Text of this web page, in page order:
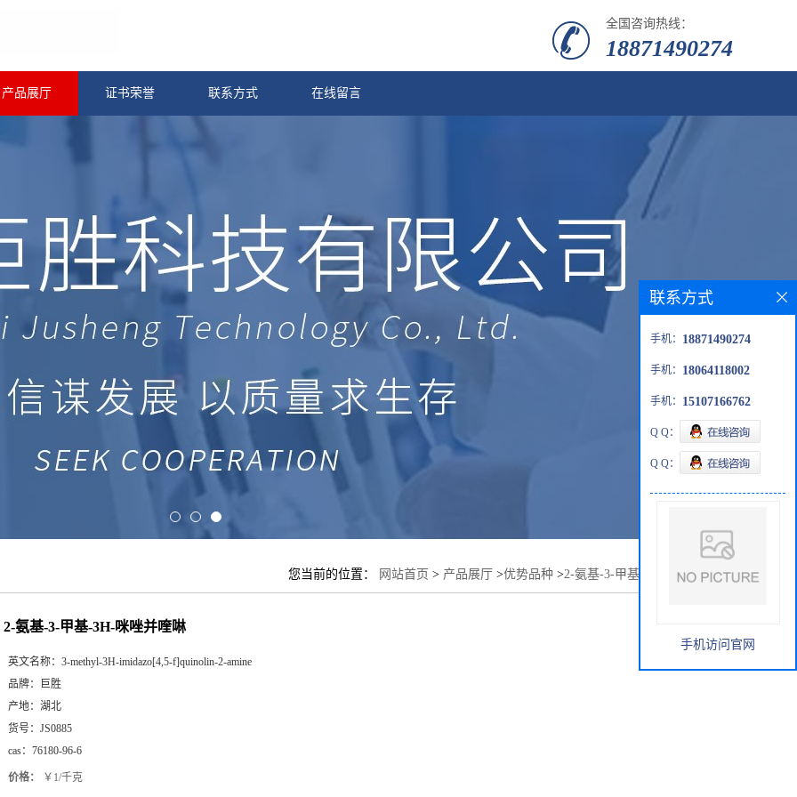
全国咨询热线：
18871490274
产品展厅 证书荣誉 联系方式 在线留言
您当前的位置： 网站首页 > 产品展厅 >优势品种 >2-氨基-3-甲基-3H-咪唑并喹啉
2-氨基-3-甲基-3H-咪唑并喹啉
英文名称： 3-methyl-3H-imidazo[4,5-f]quinolin-2-amine
品牌：
巨胜
产地： 湖北
货号： JS0885
cas： 76180-96-6
价格： ￥1/千克
联系方式
手机： 18871490274
手机： 18064118002
手机： 15107166762
Q Q：
Q Q：
手机访问官网